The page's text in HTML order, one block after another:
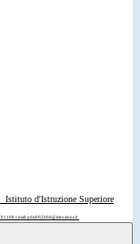
Istituto d'Istruzione Superiore
• mail: pdis00200d@istruzione.it